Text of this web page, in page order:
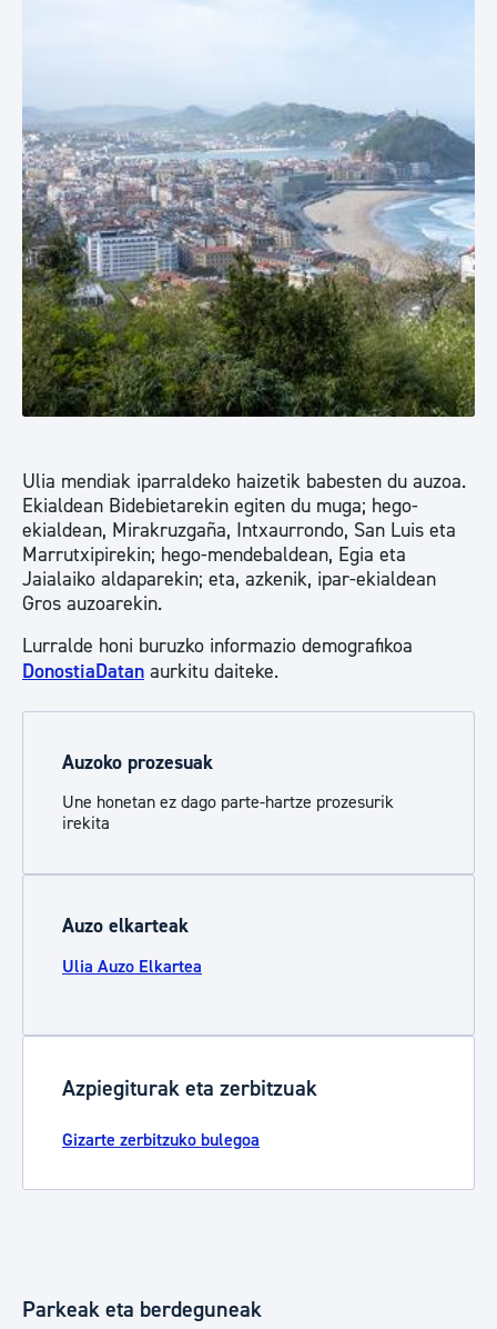
Ulia mendiak iparraldeko haizetik babesten du auzoa.
Ekialdean Bidebietarekin egiten du muga; hego-
ekialdean, Mirakruzgaña, Intxaurrondo, San Luis eta
Marrutxipirekin; hego-mendebaldean, Egia eta
Jaialaiko aldaparekin; eta, azkenik, ipar-ekialdean
Gros auzoarekin.
Lurralde honi buruzko informazio demografikoa
DonostiaDatan aurkitu daiteke.
Auzoko prozesuak
Une honetan ez dago parte-hartze prozesurik
irekita
Auzo elkarteak
Ulia Auzo Elkartea
Azpiegiturak eta zerbitzuak
Gizarte zerbitzuko bulegoa
Parkeak eta berdeguneak